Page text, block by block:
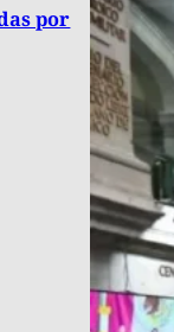
por